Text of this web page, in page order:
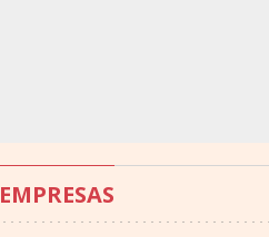
EMPRESAS